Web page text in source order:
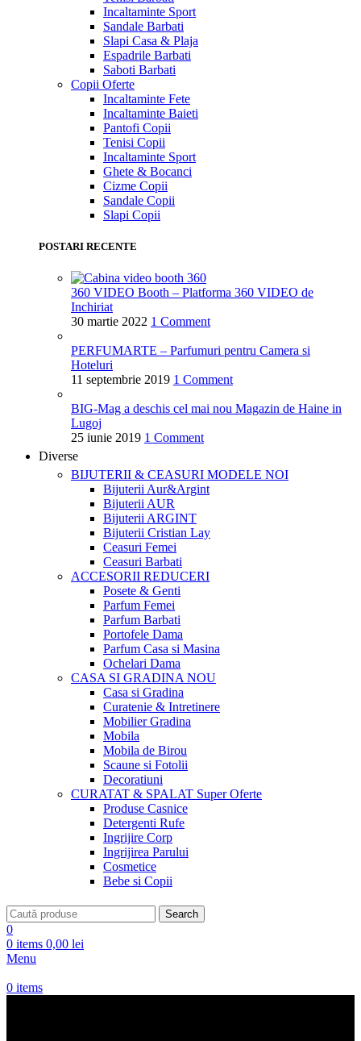
Incaltaminte Sport
Sandale Barbati
Slapi Casa & Plaja
Espadrile Barbati
Saboti Barbati
Copii Oferte
Incaltaminte Fete
Incaltaminte Baieti
Pantofi Copii
Tenisi Copii
Incaltaminte Sport
Ghete & Bocanci
Cizme Copii
Sandale Copii
Slapi Copii
POSTARI RECENTE
360 VIDEO Booth – Platforma 360 VIDEO de
Inchiriat
30 martie 2022 1 Comment
PERFUMARTE – Parfumuri pentru Camera si
Hoteluri
11 septembrie 2019 1 Comment
BIG-Mag a deschis cel mai nou Magazin de Haine in
Lugoj
25 iunie 2019 1 Comment
Diverse
BIJUTERII & CEASURI MODELE NOI
Bijuterii Aur&Argint
Bijuterii AUR
Bijuterii ARGINT
Bijuterii Cristian Lay
Ceasuri Femei
Ceasuri Barbati
ACCESORII REDUCERI
Posete & Genti
Parfum Femei
Parfum Barbati
Portofele Dama
Parfum Casa si Masina
Ochelari Dama
CASA SI GRADINANOU
Casa si Gradina
Curatenie & Intretinere
Mobilier Gradina
Mobila
Mobila de Birou
Scaune si Fotolii
Decoratiuni
CURATAT & SPALAT Super Oferte
Produse Casnice
Detergenti Rufe
Ingrijire Corp
Ingrijirea Parului
Cosmetice
Bebe si Copii
Search
0
0 items 0,00 lei
Menu
0 items